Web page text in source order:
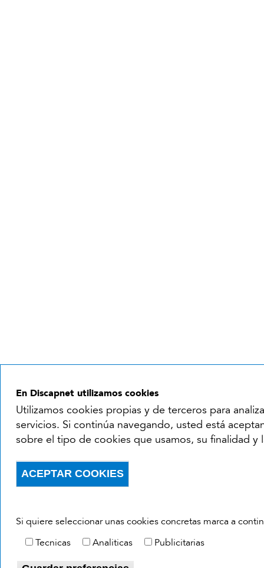
En Discapnet utilizamos cookies
Utilizamos cookies propias y de terceros para
servicios. Si continúa navegando, usted está
sobre el tipo de cookies que usamos, su finalidad y
Si quiere seleccionar unas cookies concretas marca a
Tecnicas
Analiticas Publicitarias
ACEPTAR COOKIES